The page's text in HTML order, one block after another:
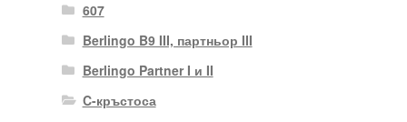
607
Berlingo B9 III, партньор III
Berlingo Partner I и II
C-кръстоса